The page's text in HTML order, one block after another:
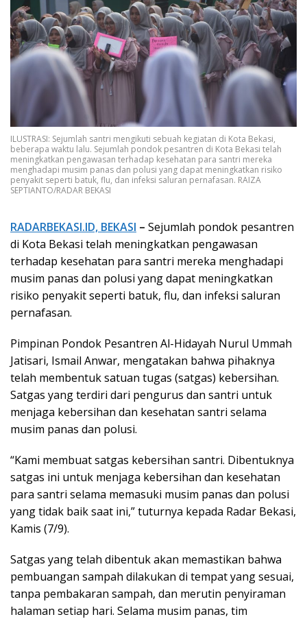
ILUSTRASI: Sejumlah santri mengikuti sebuah kegiatan di Kota Bekasi,
beberapa waktu lalu. Sejumlah pondok pesantren di Kota Bekasi telah
meningkatkan pengawasan terhadap kesehatan para santri mereka
menghadapi musim panas dan polusi yang dapat meningkatkan risiko
penyakit seperti batuk, flu, dan infeksi saluran pernafasan. RAIZA
SEPTIANTO/RADAR BEKASI
RADARBEKASI.ID, BEKASI – Sejumlah pondok pesantren
di Kota Bekasi telah meningkatkan pengawasan
terhadap kesehatan para santri mereka menghadapi
musim panas dan polusi yang dapat meningkatkan
risiko penyakit seperti batuk, flu, dan infeksi saluran
pernafasan.
Pimpinan Pondok Pesantren Al-Hidayah Nurul Ummah
Jatisari, Ismail Anwar, mengatakan bahwa pihaknya
telah membentuk satuan tugas (satgas) kebersihan.
Satgas yang terdiri dari pengurus dan santri untuk
menjaga kebersihan dan kesehatan santri selama
musim panas dan polusi.
“Kami membuat satgas kebersihan santri. Dibentuknya
satgas ini untuk menjaga kebersihan dan kesehatan
para santri selama memasuki musim panas dan polusi
yang tidak baik saat ini,” tuturnya kepada Radar Bekasi,
Kamis (7/9).
Satgas yang telah dibentuk akan memastikan bahwa
pembuangan sampah dilakukan di tempat yang sesuai,
tanpa pembakaran sampah, dan merutin penyiraman
halaman setiap hari. Selama musim panas, tim